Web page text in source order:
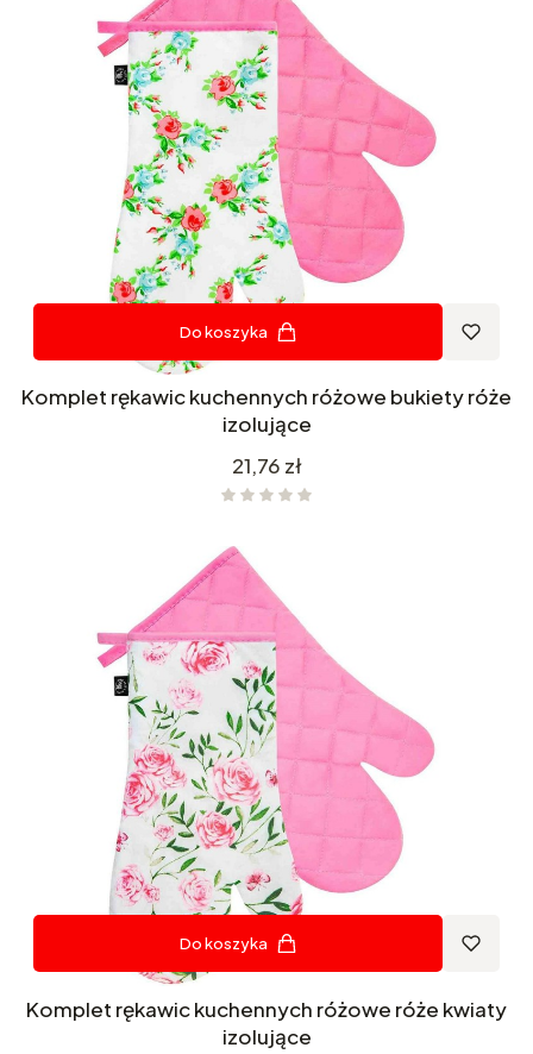
Do koszyka
Komplet rękawic kuchennych różowe bukiety róże
izolujące
Cena
21,76 zł
Do koszyka
Komplet rękawic kuchennych różowe róże kwiaty
izolujące